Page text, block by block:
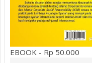
EBOOK - Rp 50.000